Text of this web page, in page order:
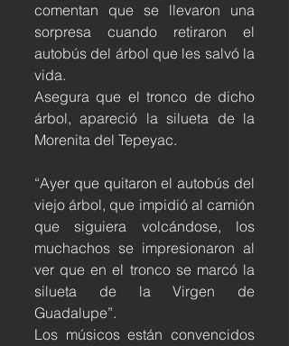
comentan que se llevaron una
sorpresa cuando retiraron el
autobús del árbol que les salvó la
vida.
Asegura que el tronco de dicho
árbol, apareció la silueta de la
Morenita del Tepeyac.
“Ayer que quitaron el autobús del
viejo árbol, que impidió al camión
que siguiera volcándose, los
muchachos se impresionaron al
ver que en el tronco se marcó la
silueta de la Virgen de
Guadalupe”.
Los músicos están convencidos